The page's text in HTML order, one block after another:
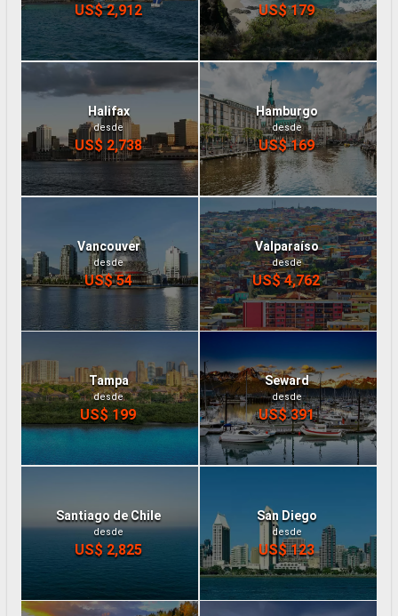
US$ 2,912 US$ 179
Halifax
desde
US$ 2,738
Hamburgo
desde
US$ 169
Vancouver
desde
US$ 54
Valparaíso
desde
US$ 4,762
Tampa
desde
US$ 199
Seward
desde
US$ 391
Santiago de Chile
desde
US$ 2,825
San Diego
desde
US$ 123